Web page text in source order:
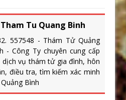
Tham Tu Quang Binh
557548 - Thám Tử Quảng
- Công Ty chuyên cung cấp
dịch vụ thám tử gia đình, hôn
điều tra, tìm kiếm xác minh
Bình